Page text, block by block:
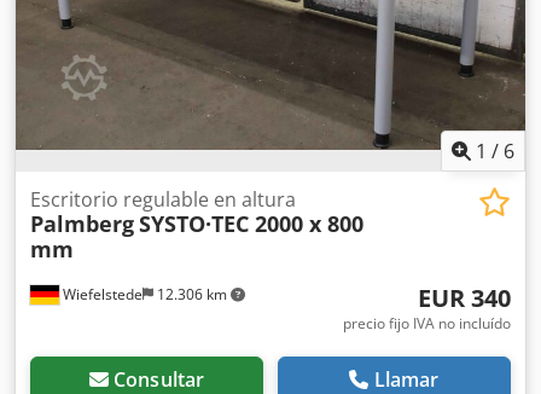
1 / 6
Wiefelstede 12.306 km
Escritorio regulable en altura
PalmbergSYSTO·TEC 2000 x 800
mm
EUR 340
precio fijo IVA no incluído
Consultar Llamar